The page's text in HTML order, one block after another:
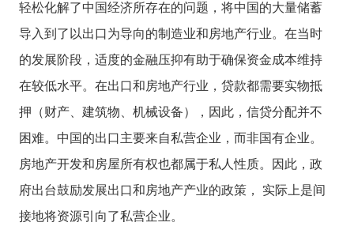
轻松化解了中国经济所存在的问题，将中国的大量储蓄
导入到了以出口为导向的制造业和房地产行业。在当时
的发展阶段，适度的金融压抑有助于确保资金成本维持
在较低水平。在出口和房地产行业，贷款都需要实物抵
押（财产、建筑物、机械设备），因此，信贷分配并不
困难。中国的出口主要来自私营企业，而非国有企业。
房地产开发和房屋所有权也都属于私人性质。因此，政
府出台鼓励发展出口和房地产产业的政策，
实际上是间
接地将资源引向了私营企业。